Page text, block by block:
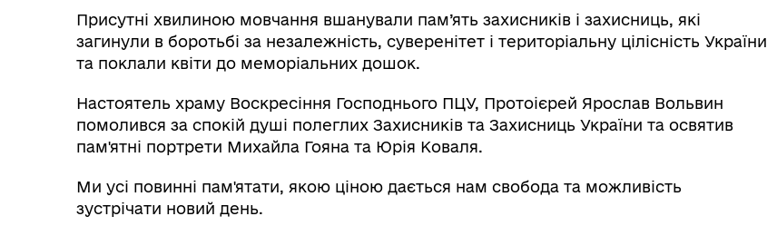
Присутні хвилиною мовчання вшанували пам’ять захисників і захисниць, які
загинули в боротьбі за незалежність, суверенітет і територіальну цілісність України
та поклали квіти до меморіальних дошок.
Настоятель храму Воскресіння Господнього ПЦУ, Протоієрей Ярослав Вольвин
помолився за спокій душі полеглих Захисників та Захисниць України та освятив
пам'ятні портрети Михайла Гояна та Юрія Коваля.
Ми усі повинні пам'ятати, якою ціною дається нам свобода та можливість
зустрічати новий день.